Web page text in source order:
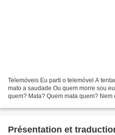
Telemóveis Eu parti o telemóvel A
mato a saudade Ou quem morre sou
quem? Mata? Quem mata quem?
Présentation et